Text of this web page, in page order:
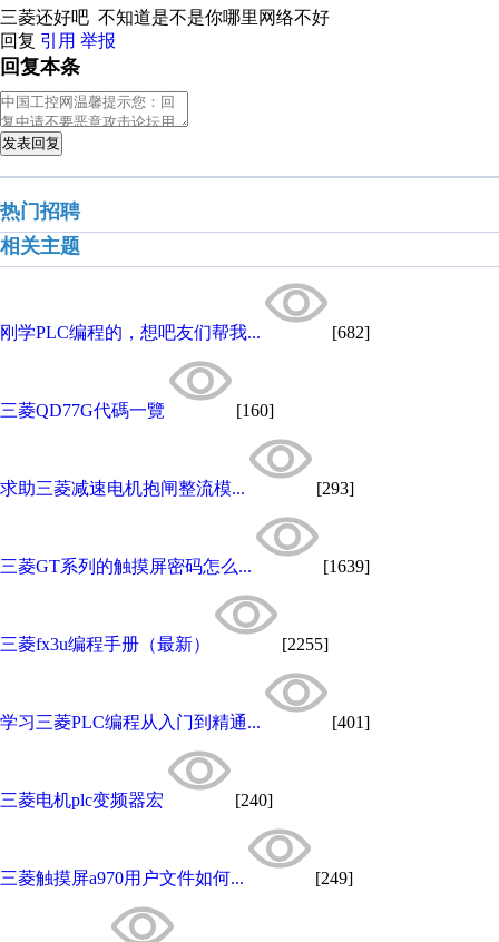
三菱还好吧 不知道是不是你哪里网络不好
回复 引用 举报
回复本条
发表回复
热门招聘
相关主题
刚学PLC编程的，想吧友们帮我... [682]
三菱QD77G代碼一覽 [160]
求助三菱减速电机抱闸整流模... [293]
三菱GT系列的触摸屏密码怎么... [1639]
三菱fx3u编程手册（最新） [2255]
学习三菱PLC编程从入门到精通... [401]
三菱电机plc变频器宏 [240]
三菱触摸屏a970用户文件如何... [249]